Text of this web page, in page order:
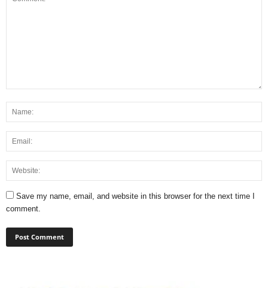
Save my name, email, and website in this browser for the next time I
comment.